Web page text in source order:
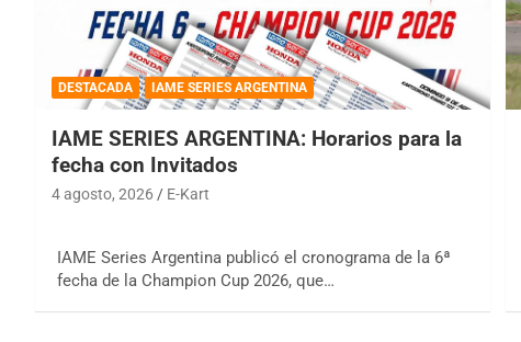
DESTACADA IAME SERIES ARGENTINA
IAME SERIES ARGENTINA: Horarios para la
fecha con Invitados
4 agosto, 2026 E-Kart
IAME Series Argentina publicó el cronograma de la 6ª
fecha de la Champion Cup 2026, que…